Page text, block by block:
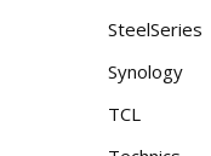
SteelSeries
Synology
TCL